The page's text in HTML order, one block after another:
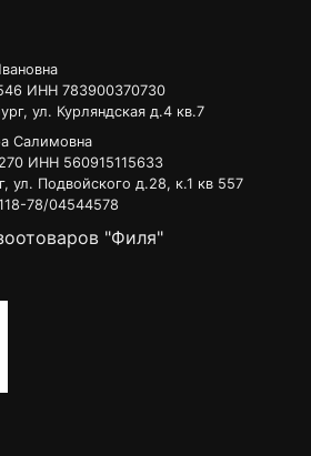
ИНН 783900370730
ул. Курляндская д.4 кв.7
Салимовна
ИНН 560915115633
ул. Подвойского д.28, к.1 кв 557
78/04544578
"Филя"